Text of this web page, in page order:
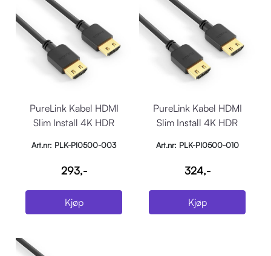
PureLink Kabel HDMI
Slim Install 4K HDR
Art.nr: PLK-PI0500-003
293,-
Kjøp
PureLink Kabel HDMI
Slim Install 4K HDR
Art.nr: PLK-PI0500-010
324,-
Kjøp